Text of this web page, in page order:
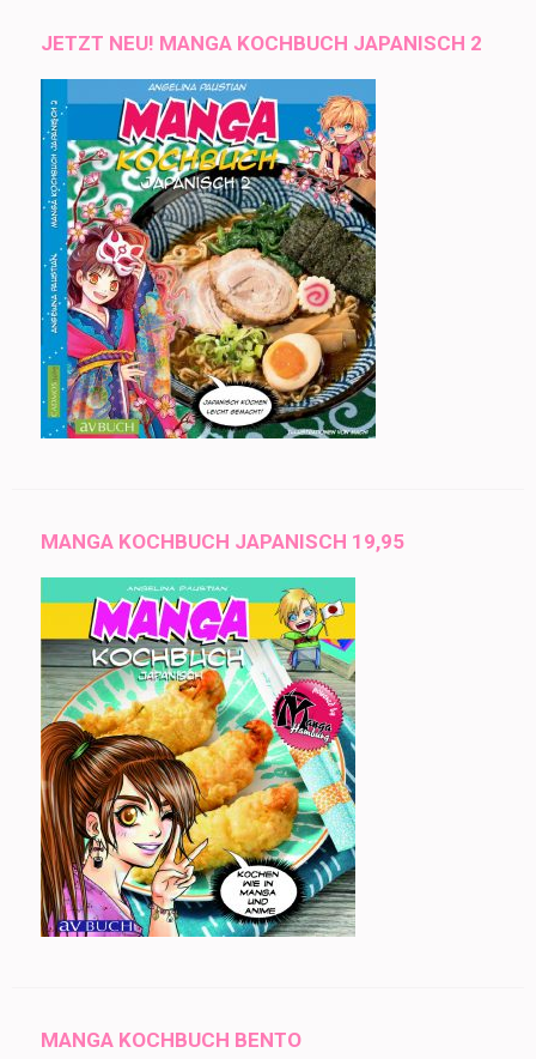
JETZT NEU! MANGA KOCHBUCH JAPANISCH 2
MANGA KOCHBUCH JAPANISCH 19,95
MANGA KOCHBUCH BENTO